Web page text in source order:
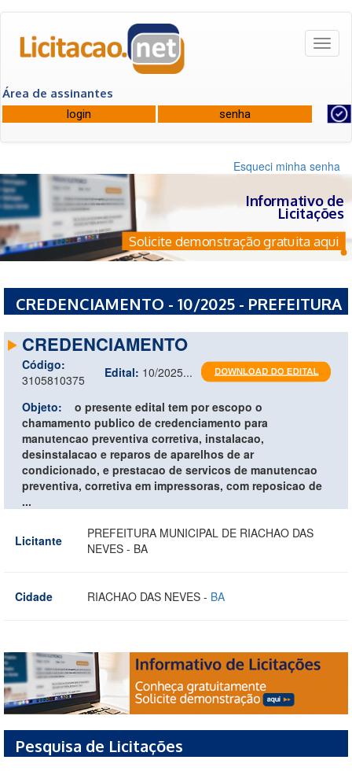
Área de assinantes
Esqueci minha senha
Informativo de
Licitações
Solicite demonstração gratuita aqui
CREDENCIAMENTO - 10/2025 - PREFEITURA
CREDENCIAMENTO
Código:
3105810375
Edital: 10/2025...
Objeto:
o presente edital tem por escopo o
chamamento publico de credenciamento para
manutencao preventiva corretiva, instalacao,
desinstalacao e reparos de aparelhos de ar
condicionado, e prestacao de servicos de manutencao
preventiva, corretiva em impressoras, com reposicao de
...
Licitante
PREFEITURA MUNICIPAL DE RIACHAO DAS
NEVES - BA
Cidade RIACHAO DAS NEVES - BA
Pesquisa de Licitações